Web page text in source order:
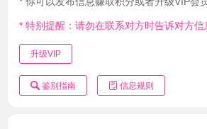
* 特别提醒：请勿在联系对方时告诉对方信
升级VIP
鉴别指南 信息规则